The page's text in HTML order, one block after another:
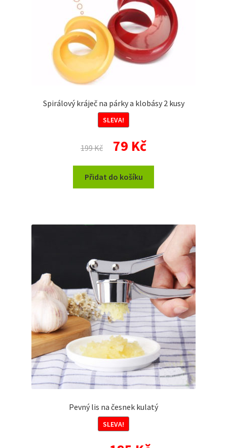
Spirálový kráječ na párky a klobásy 2 kusy
SLEVA!
199Kč
Původní
cena
byla:
199 Kč.
79 KčAktuální
cena
je:
Přidat do košíku
Pevný lis na česnek kulatý
SLEVA!
Původní Aktuální